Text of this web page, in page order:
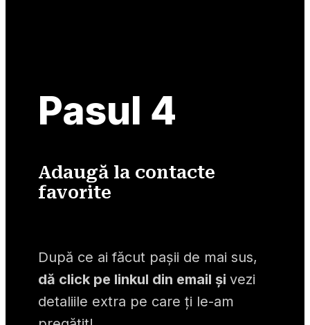
Pasul 4
Adaugă la contacte
favorite
dă click pe linkul din email și vezi
detaliile extra pe care ți le-am